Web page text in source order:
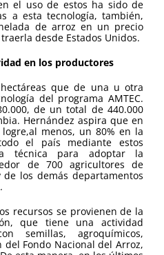
el uso de estos ha sido de
a esta tecnología, también,
de arroz en un precio
desde Estados Unidos.
en los productores
que de una u otra
del programa AMTEC.
de un total de 440.000
Hernández aspira que en
menos, un 80% en la
el país mediante estos
técnica para adoptar la
de 700 agricultores de
los demás departamentos
recursos se provienen de la
que tiene una actividad
semillas, agroquímicos,
Fondo Nacional del Arroz,